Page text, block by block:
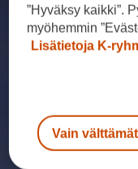
”Hyväksy kaikki”.
myöhemmin
Lisätietoja K-
Vain